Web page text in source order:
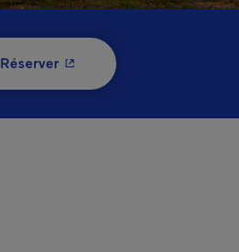
Réserver- Cet hyperlien s'ouvrira